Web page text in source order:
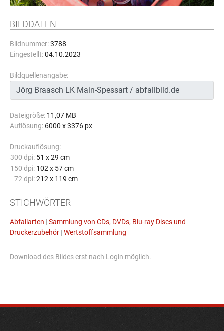
BILDDATEN
Bildnummer:3788
Eingestellt:04.10.2023
Bildquellenangabe:
Dateigröße: 11,07 MB
Auflösung: 6000 x 3376 px
Druckauflösung:
300 dpi: 51 x 29 cm
150 dpi: 102 x 57 cm
72 dpi: 212 x 119 cm
STICHWÖRTER
Abfallarten | Sammlung von CDs, DVDs, Blu-ray Discs und
Druckerzubehör | Wertstoffsammlung
Download des Bildes erst nach Login möglich.